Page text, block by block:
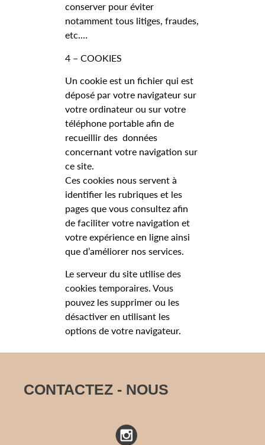
conserver pour éviter
notamment tous litiges, fraudes,
etc.…
4 – COOKIES
Un cookie est un fichier qui est
déposé par votre navigateur sur
votre ordinateur ou sur votre
téléphone portable afin de
recueillir des données
concernant votre navigation sur
ce site.
Ces cookies nous servent à
identifier les rubriques et les
pages que vous consultez afin
de faciliter votre navigation et
votre expérience en ligne ainsi
que d’améliorer nos services.
Le serveur du site utilise des
cookies temporaires. Vous
pouvez les supprimer ou les
désactiver en utilisant les
options de votre navigateur.
CONTACTEZ - NOUS